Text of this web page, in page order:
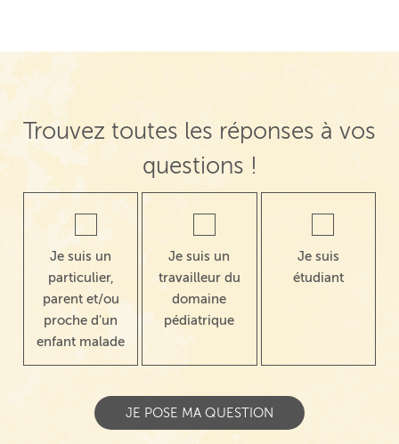
Trouvez toutes les réponses à vos
questions !
Je suis un
particulier,
parent et/ou
proche d'un
enfant malade
Je suis un
travailleur du
domaine
pédiatrique
Je suis
étudiant